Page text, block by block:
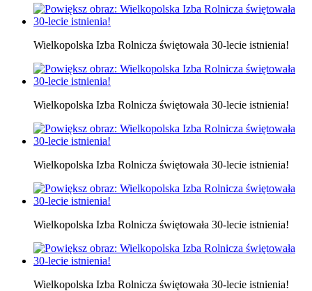
Wielkopolska Izba Rolnicza świętowała 30-lecie istnienia!
Wielkopolska Izba Rolnicza świętowała 30-lecie istnienia!
Wielkopolska Izba Rolnicza świętowała 30-lecie istnienia!
Wielkopolska Izba Rolnicza świętowała 30-lecie istnienia!
Wielkopolska Izba Rolnicza świętowała 30-lecie istnienia!